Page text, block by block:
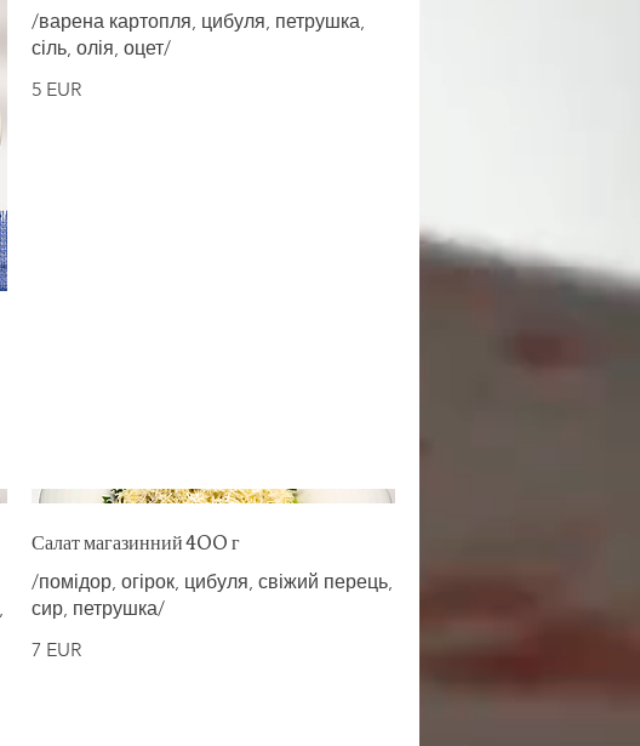
/варена картопля, цибуля, петрушка,
сіль, олія, оцет/
5 EUR
Салат магазинний 400 г
/помідор, огірок, цибуля, свіжий перець,
сир, петрушка/
7 EUR